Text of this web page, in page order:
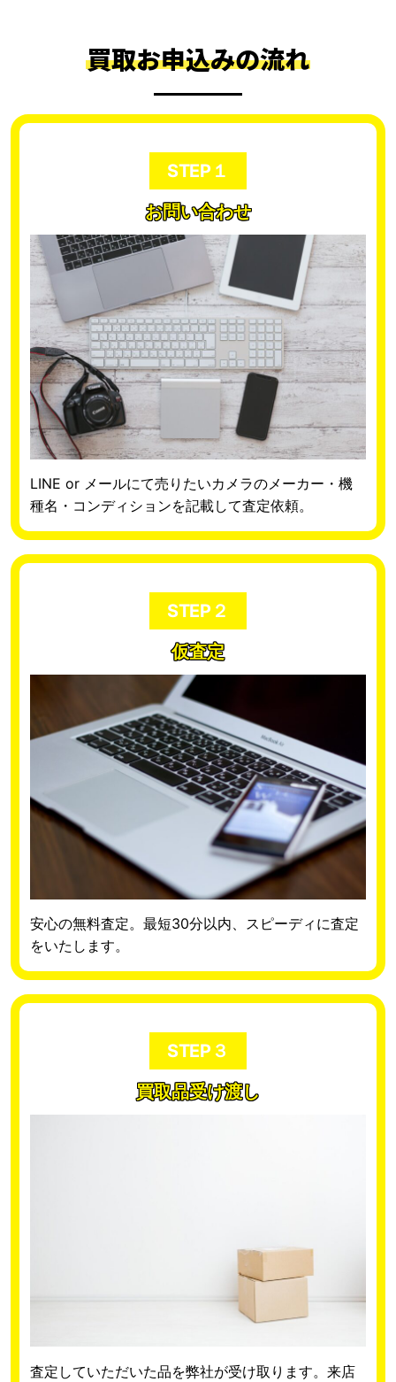
買取お申込みの流れ
STEP１
お問い合わせ
LINE or メールにて売りたいカメラのメーカー・機
種名・コンディションを記載して査定依頼。
STEP２
仮査定
安心の無料査定。最短30分以内、スピーディに査定
をいたします。
STEP３
買取品受け渡し
査定していただいた品を弊社が受け取ります。来店